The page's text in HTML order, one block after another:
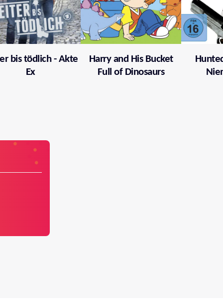
bis tödlich - Akte
Ex
Harry and His Bucket
Full of Dinosaurs